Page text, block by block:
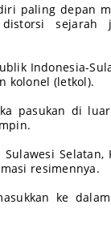
paling depan
distorsi sejarah
Indonesia-
kolonel (letkol).
pasukan di luar
Selatan,
resimennya.
ke dalam